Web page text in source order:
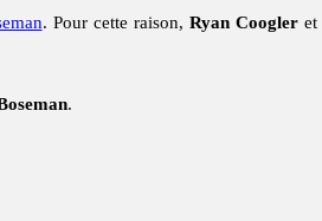
. Pour cette raison, Ryan Coogleret
.